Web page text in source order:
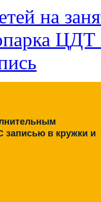
на
ЦДТ
записью в кружки и